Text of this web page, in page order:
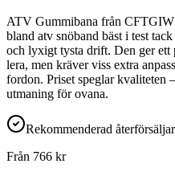
ATV Gummibana från CFTGIW
bland atv snöband bäst i test
och lyxigt tysta drift. Den ger ett
lera, men kräver viss extra
fordon. Priset speglar kvaliteten
utmaning för ovana.
Rekommenderad
Från 766 kr